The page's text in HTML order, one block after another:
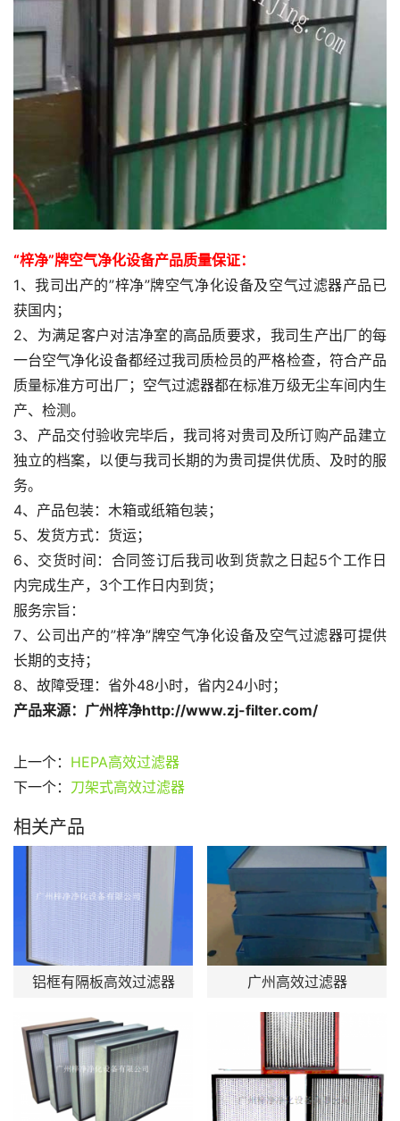
“梓净”牌空气净化设备产品质量保证：
1、我司出产的”梓净”牌空气净化设备及空气过滤器产品已
获国内；
2、为满足客户对洁净室的高品质要求，我司生产出厂的每
一台空气净化设备都经过我司质检员的严格检查，符合产品
质量标准方可出厂；空气过滤器都在标准万级无尘车间内生
产、检测。
3、产品交付验收完毕后，我司将对贵司及所订购产品建立
独立的档案，以便与我司长期的为贵司提供优质、及时的服
务。
4、产品包装：木箱或纸箱包装；
5、发货方式：货运；
6、交货时间：合同签订后我司收到货款之日起5个工作日
内完成生产，3个工作日内到货；
服务宗旨：
7、公司出产的”梓净”牌空气净化设备及空气过滤器可提供
长期的支持；
8、故障受理：省外48小时，省内24小时；
产品来源：广州梓净http://www.zj-filter.com/
上一个： HEPA高效过滤器
下一个： 刀架式高效过滤器
相关产品
铝框有隔板高效过滤器 广州高效过滤器